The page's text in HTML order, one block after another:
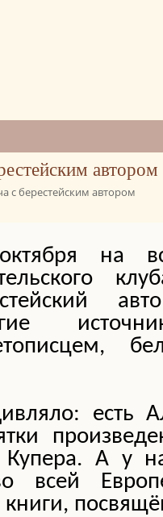
автором
с берестейским автором
на
Купера. А у
всей